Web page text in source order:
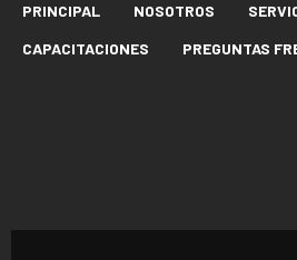
PRINCIPAL NOSOTROS
CAPACITACIONES
PREGUNTAS